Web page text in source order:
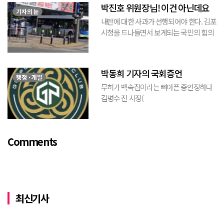
민(惑...
기자의 눈 박진호 위원장님! 이건 아닌데요
내란에 대한 사과가 선행되어야 한다. 김포
시청을 드나들면서 보게되는 국민의 힘의
이 하...
행정 · 개발 박동희 기자의 국회증언
무허가 백숙집이라는 뼈아픈 증언장하다
김병수 전 시장(
Comments
최신기사